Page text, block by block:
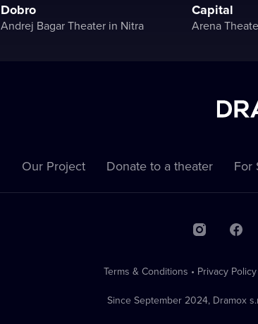
Dobro
Andrej Bagar Theater in Nitra
Capital
Arena
Our Project Donate to a theater For
Terms & Conditions • Privacy Policy
Since September 2024, Dramox